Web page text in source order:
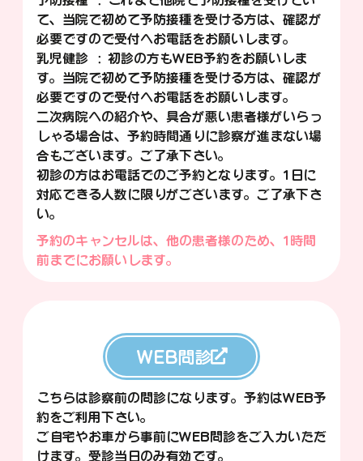
て、当院で初めて予防接種を受ける方は、確認が
必要ですので受付へお電話をお願いします。
乳児健診： 初診の方もWEB予約をお願いしま
す。当院で初めて予防接種を受ける方は、確認が
必要ですので受付へお電話をお願いします。
二次病院への紹介や、具合が悪い患者様がいらっ
しゃる場合は、予約時間通りに診察が進まない場
合もございます。ご了承下さい。
初診の方はお電話でのご予約となります。1日に
対応できる人数に限りがございます。ご了承下さ
い。
予約のキャンセルは、他の患者様のため、1時間
前までにお願いします。
WEB問診
こちらは診察前の問診になります。予約はWEB予
約をご利用下さい。
ご自宅やお車から事前にWEB問診をご入力いただ
けます。受診当日のみ有効です。